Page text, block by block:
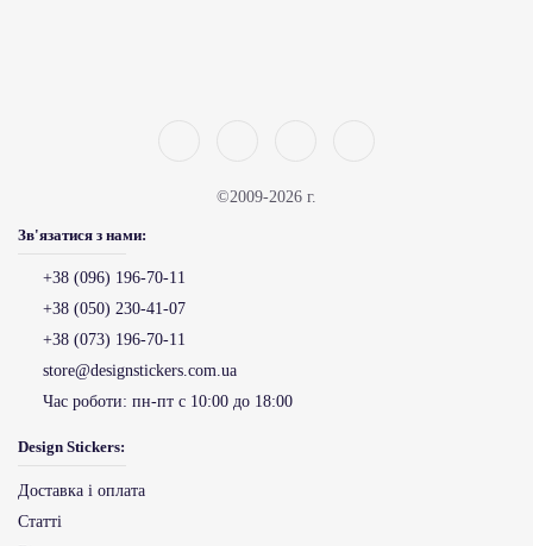
©2009-2026 г.
Зв'язатися з нами:
+38 (096) 196-70-11
+38 (050) 230-41-07
+38 (073) 196-70-11
store@designstickers.com.ua
Час роботи: пн-пт с 10:00 до 18:00
Design Stickers:
Доставка і оплата
Статті